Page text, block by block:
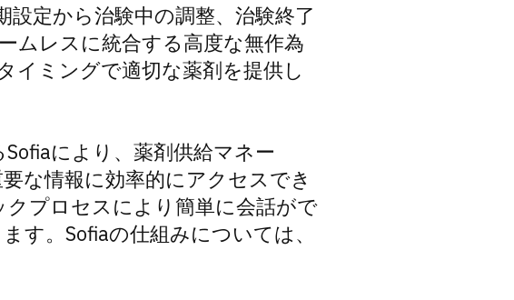
設定から治験中の調整、治験終了
ムレスに統合する高度な無作為
イミングで適切な薬剤を提供し
により、薬剤供給マネー
な情報に効率的にアクセスでき
プロセスにより簡単に会話がで
す。Sofiaの仕組みについては、